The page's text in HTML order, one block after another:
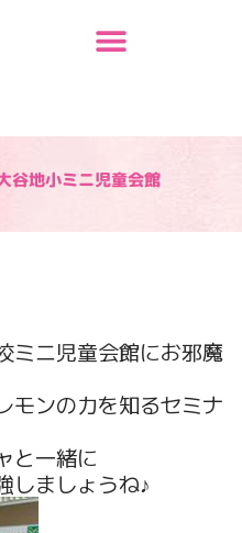
谷地小ミニ児童会館
ミニ児童会館にお邪魔
モンの力を知るセミナ
と一緒に
しましょうね♪